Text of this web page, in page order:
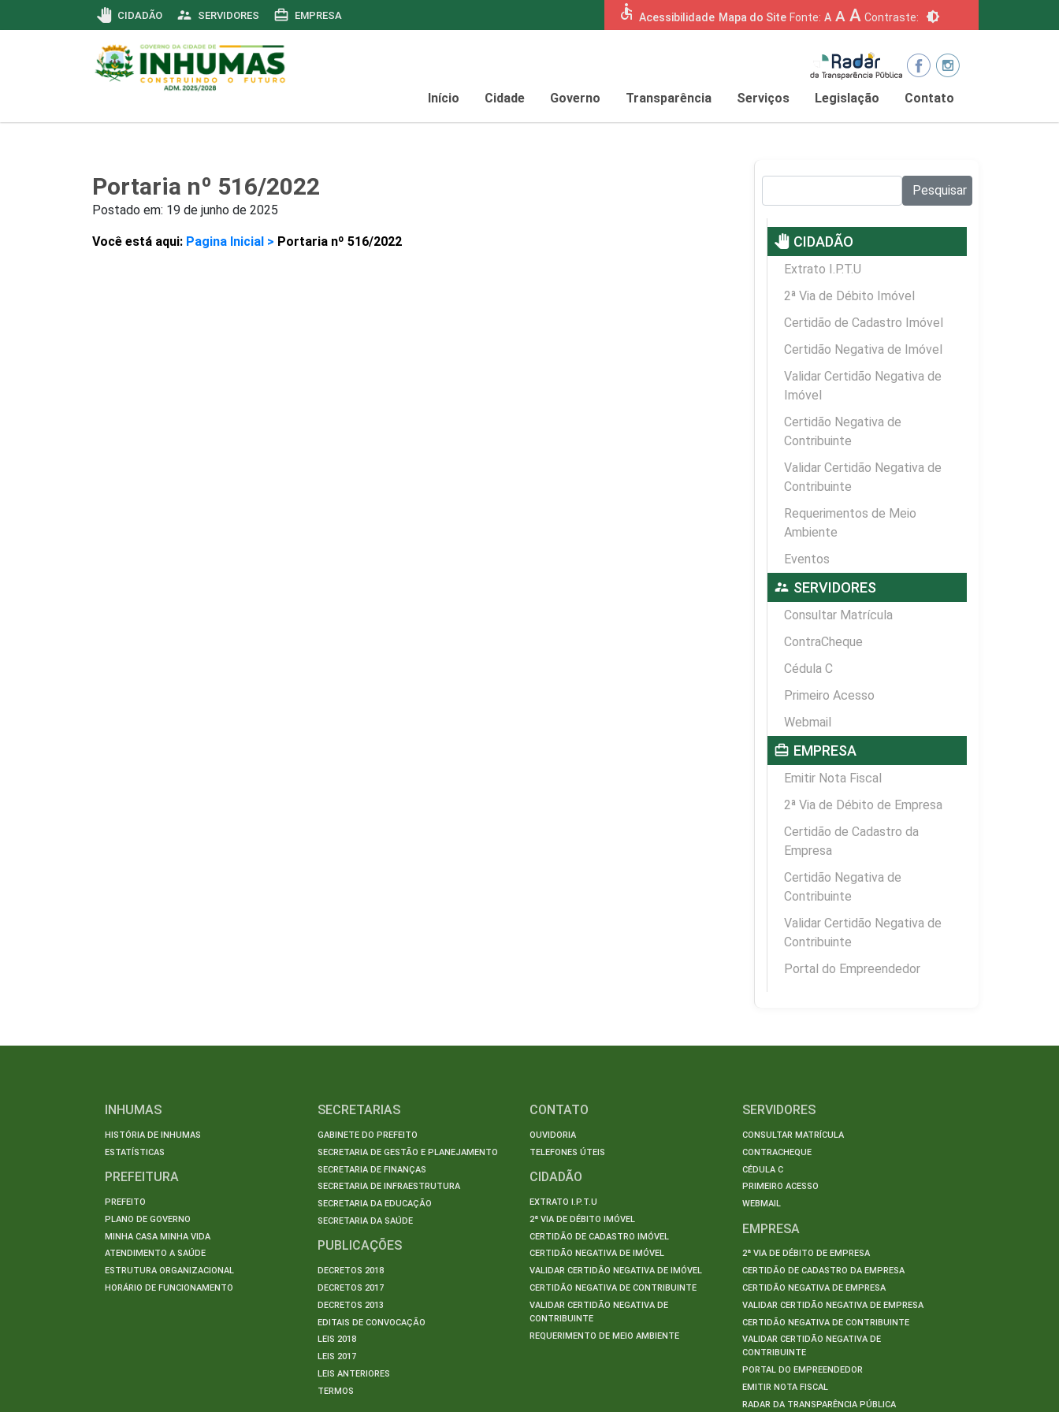
pan_tool CIDADÃO supervisor_account SERVIDORES card_travel EMPRESA accessible Acessibilidade Mapa do Site Fonte: A A A Contraste: brightness_6
Início Cidade Governo Transparência Serviços Legislação Contato
Portaria nº 516/2022
Postado em: 19 de junho de 2025
Você está aqui: Pagina Inicial > Portaria nº 516/2022
Pesquisar
pan_tool CIDADÃO
Extrato I.P.T.U
2ª Via de Débito Imóvel
Certidão de Cadastro Imóvel
Certidão Negativa de Imóvel
Validar Certidão Negativa de
Imóvel
Certidão Negativa de
Contribuinte
Validar Certidão Negativa de
Contribuinte
Requerimentos de Meio
Ambiente
Eventos
supervisor_account SERVIDORES
Consultar Matrícula
ContraCheque
Cédula C
Primeiro Acesso
Webmail
card_travel EMPRESA
Emitir Nota Fiscal
2ª Via de Débito de Empresa
Certidão de Cadastro da
Empresa
Certidão Negativa de
Contribuinte
Validar Certidão Negativa de
Contribuinte
Portal do Empreendedor
INHUMAS
HISTÓRIA DE INHUMAS
ESTATÍSTICAS
PREFEITURA
PREFEITO
PLANO DE GOVERNO
MINHA CASA MINHA VIDA
ATENDIMENTO A SAÚDE
ESTRUTURA ORGANIZACIONAL
HORÁRIO DE FUNCIONAMENTO
SECRETARIAS
GABINETE DO PREFEITO
SECRETARIA DE GESTÃO E PLANEJAMENTO
SECRETARIA DE FINANÇAS
SECRETARIA DE INFRAESTRUTURA
SECRETARIA DA EDUCAÇÃO
SECRETARIA DA SAÚDE
PUBLICAÇÕES
DECRETOS 2018
DECRETOS 2017
DECRETOS 2013
EDITAIS DE CONVOCAÇÃO
LEIS 2018
LEIS 2017
LEIS ANTERIORES
TERMOS
CONTATO
OUVIDORIA
TELEFONES ÚTEIS
CIDADÃO
EXTRATO I.P.T.U
2ª VIA DE DÉBITO IMÓVEL
CERTIDÃO DE CADASTRO IMÓVEL
CERTIDÃO NEGATIVA DE IMÓVEL
VALIDAR CERTIDÃO NEGATIVA DE IMÓVEL
CERTIDÃO NEGATIVA DE CONTRIBUINTE
VALIDAR CERTIDÃO NEGATIVA DE
CONTRIBUINTE
REQUERIMENTO DE MEIO AMBIENTE
SERVIDORES
CONSULTAR MATRÍCULA
CONTRACHEQUE
CÉDULA C
PRIMEIRO ACESSO
WEBMAIL
EMPRESA
2ª VIA DE DÉBITO DE EMPRESA
CERTIDÃO DE CADASTRO DA EMPRESA
CERTIDÃO NEGATIVA DE EMPRESA
VALIDAR CERTIDÃO NEGATIVA DE EMPRESA
CERTIDÃO NEGATIVA DE CONTRIBUINTE
VALIDAR CERTIDÃO NEGATIVA DE
CONTRIBUINTE
PORTAL DO EMPREENDEDOR
EMITIR NOTA FISCAL
RADAR DA TRANSPARÊNCIA PÚBLICA